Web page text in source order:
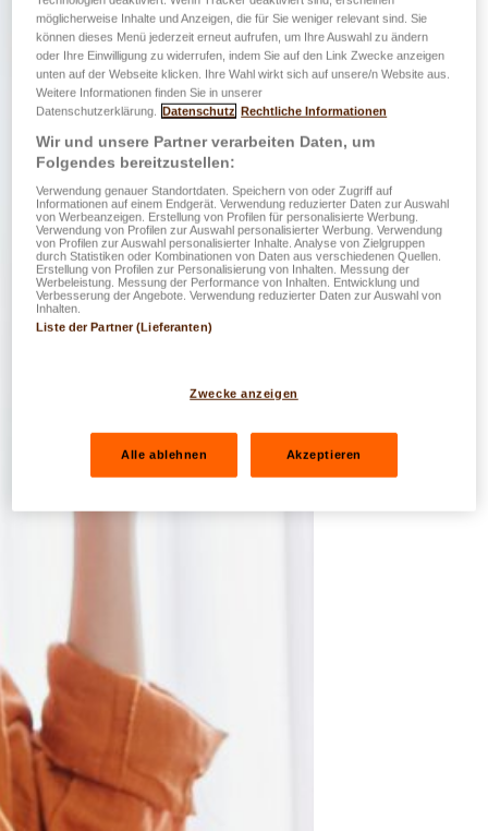
möglicherweise Inhalte und Anzeigen, die für Sie weniger relevant sind. Sie
können dieses Menü jederzeit erneut aufrufen, um Ihre Auswahl zu ändern
oder Ihre Einwilligung zu widerrufen, indem Sie auf den Link Zwecke anzeigen
unten auf der Webseite klicken. Ihre Wahl wirkt sich auf unsere/n Website aus.
Weitere Informationen finden Sie in unserer
Datenschutzerklärung.
Datenschutz Rechtliche Informationen
Wir und unsere Partner verarbeiten Daten, um
Folgendes bereitzustellen:
Verwendung genauer Standortdaten. Speichern von oder Zugriff auf
Informationen auf einem Endgerät. Verwendung reduzierter Daten zur Auswahl
von Werbeanzeigen. Erstellung von Profilen für personalisierte Werbung.
Verwendung von Profilen zur Auswahl personalisierter Werbung. Verwendung
von Profilen zur Auswahl personalisierter Inhalte. Analyse von Zielgruppen
durch Statistiken oder Kombinationen von Daten aus verschiedenen Quellen.
Erstellung von Profilen zur Personalisierung von Inhalten. Messung der
Werbeleistung. Messung der Performance von Inhalten. Entwicklung und
Verbesserung der Angebote. Verwendung reduzierter Daten zur Auswahl von
Inhalten.
Liste der Partner (Lieferanten)
Zwecke anzeigen
Alle ablehnen Akzeptieren